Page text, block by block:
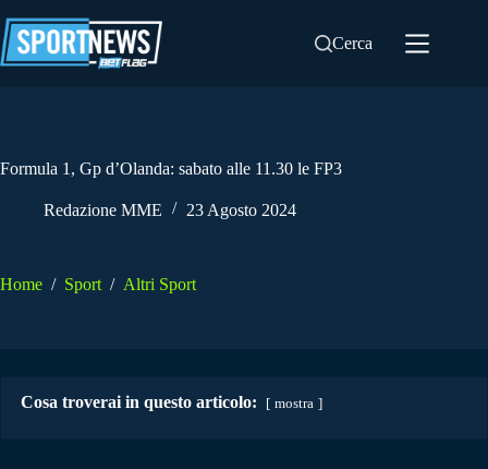
al
contenuto
Cerca
Formula 1, Gp d’Olanda: sabato alle 11.30 le FP3
Redazione MME 23 Agosto 2024
Home / Sport / Altri Sport
Cosa troverai in questo articolo: mostra